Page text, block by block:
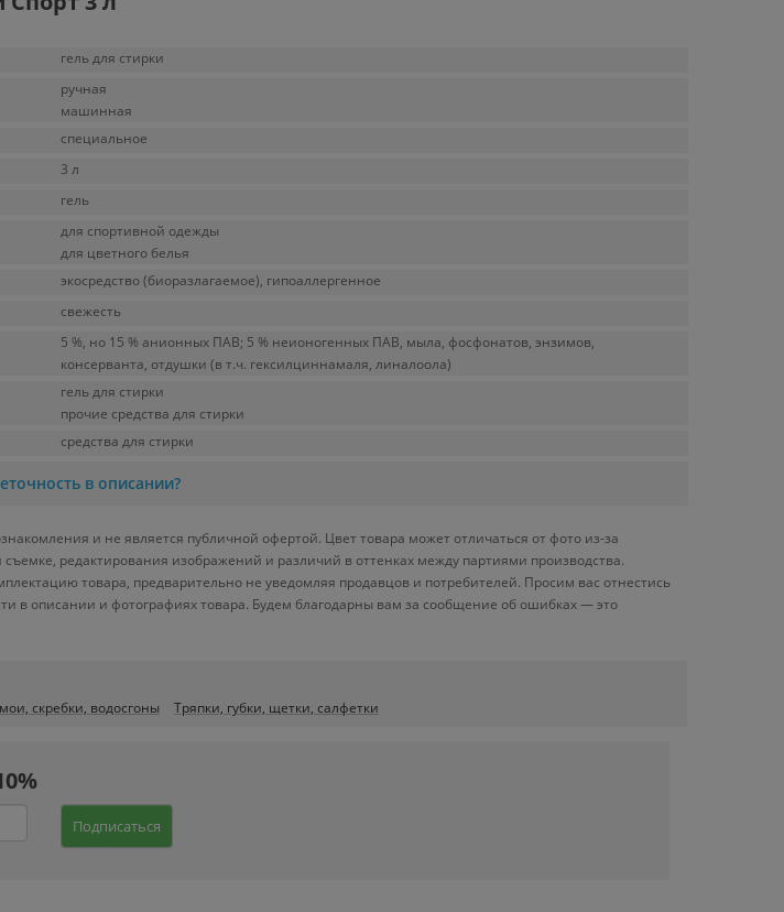
гель для стирки
ручная
машинная
специальное
3 л
гель
для спортивной одежды
для цветного белья
экосредство (биоразлагаемое), гипоаллергенное
свежесть
5 %, но 15 % анионных ПАВ; 5 % неионогенных ПАВ, мыла, фосфонатов, энзимов,
консерванта, отдушки (в т.ч. гексилциннамаля, линалоола)
гель для стирки
прочие средства для стирки
средства для стирки
в описании?
и не является публичной офертой. Цвет товара может отличаться от фото из-за
редактирования изображений и различий в оттенках между партиями производства.
товара, предварительно не уведомляя продавцов и потребителей. Просим вас отнестись
описании и фотографиях товара. Будем благодарны вам за сообщение об ошибках — это
скребки, водосгоны Тряпки, губки, щетки, салфетки
Подписаться